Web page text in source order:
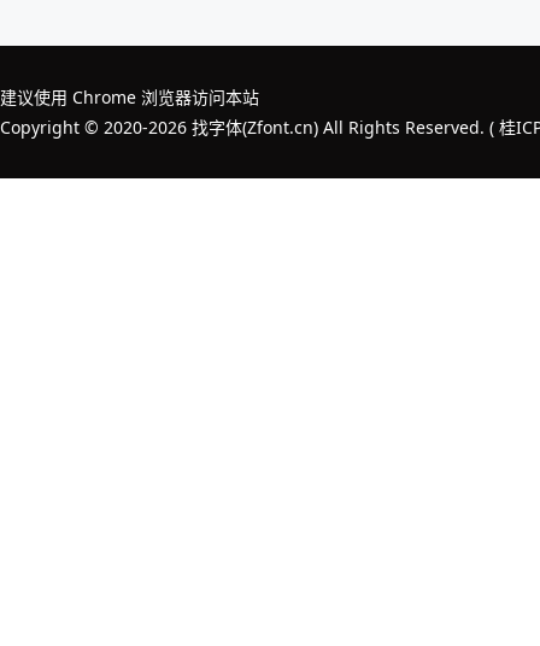
建议使用 Chrome 浏览器访问本站
Copyright © 2020-2026 找字体(Zfont.cn) All Rights Reserved. ( 桂